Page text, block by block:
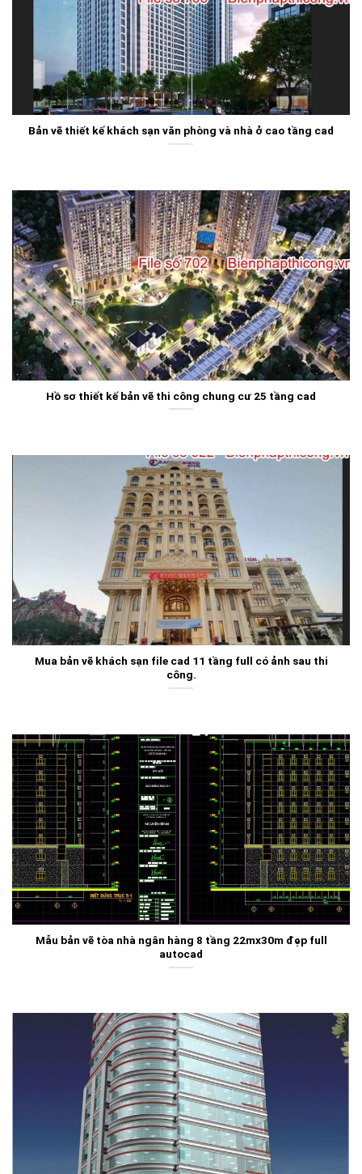
Bản vẽ thiết kế khách sạn văn phòng và nhà ở cao tầng cad
Hồ sơ thiết kế bản vẽ thi công chung cư 25 tầng cad
Mua bản vẽ khách sạn file cad 11 tầng full có ảnh sau thi
công.
Mẫu bản vẽ tòa nhà ngân hàng 8 tầng 22mx30m đẹp full
autocad